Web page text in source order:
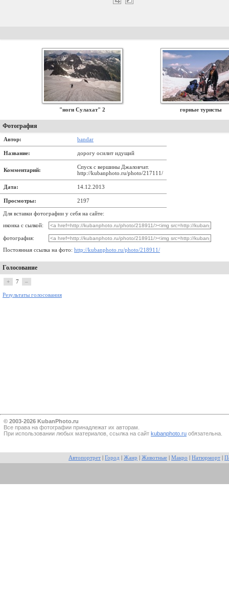
"ноги Сулахат" 2 горные туристы
Фотография
Автор: bandar
Название: дорогу осилит идущий
Комментарий:
Спуск с вершины Джаловчат.
http://kubanphoto.ru/photo/217111/
Дата: 14.12.2013
Просмотры: 2197
Для вставки фотографии у себя на сайте:
иконка с сылкой:
фотография:
Постоянная ссылка на фото: http://kubanphoto.ru/photo/218911/
Голосование
+ 7 –
Результаты голосования
© 2003-2026 KubanPhoto.ru
Все прaва на фотографии принадлежат их авторам.
При использовании любых материалов, ссылка на сайт kubanphoto.ru обязательна.
Автопортрет Город Жанр Животные Макро Натюрморт